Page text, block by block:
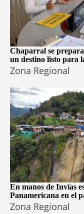
Chaparral se
un destino listo para
Zona Regional
En manos de Invías
Panamericana en el
Zona Regional